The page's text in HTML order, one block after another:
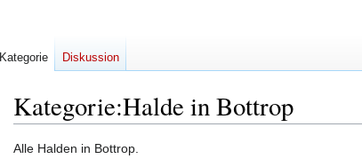
Kategorie:Halde in Bottrop
Zur
Zur
Alle Halden in Bottrop.
Kategorie Diskussion